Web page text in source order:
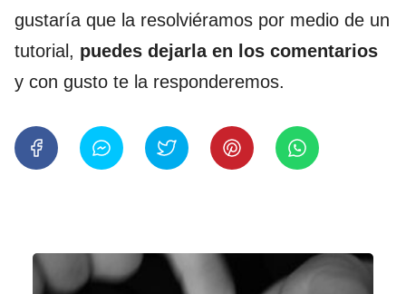
gustaría que la resolviéramos por medio de un
tutorial, puedes dejarla en los comentarios
y con gusto te la responderemos.